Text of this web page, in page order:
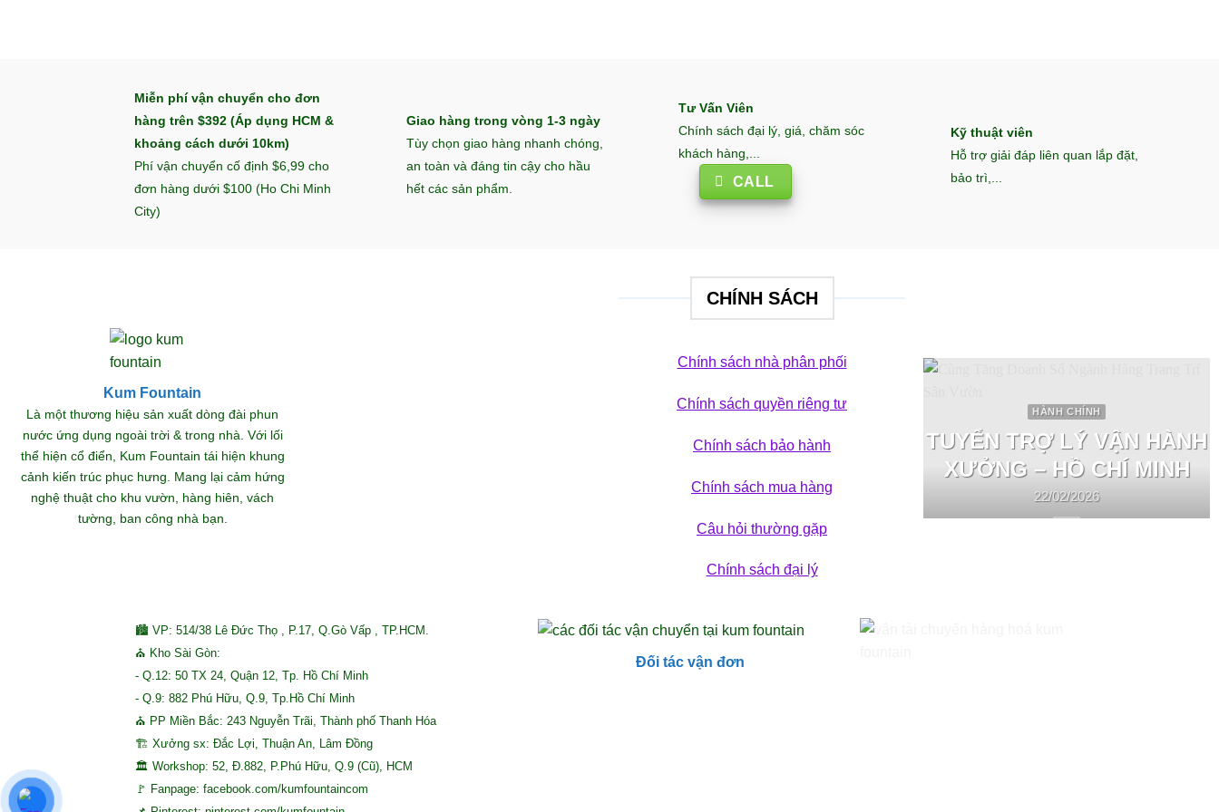
Miễn phí vận chuyển cho đơn
hàng trên $392 (Áp dụng HCM &
khoảng cách dưới 10km)
Phí vận chuyển cố định $6,99 cho
đơn hàng dưới $100 (Ho Chi Minh
City)
Giao hàng trong vòng 1-3 ngày
Tùy chọn giao hàng nhanh chóng,
an toàn và đáng tin cậy cho hầu
hết các sản phẩm.
Tư Vấn Viên
Chính sách đại lý, giá, chăm sóc
khách hàng,...
CALL
Kỹ thuật viên
Hỗ trợ giải đáp liên quan lắp đặt,
bảo trì,...
Kum Fountain
Là một thương hiệu sản xuất dòng đài phun
nước ứng dụng ngoài trời & trong nhà. Với lối
thể hiện cổ điển, Kum Fountain tái hiện khung
cảnh kiến trúc phục hưng. Mang lại cảm hứng
nghệ thuật cho khu vườn, hàng hiên, vách
tường, ban công nhà bạn.
CHÍNH SÁCH
Chính sách nhà phân phối
Chính sách quyền riêng tư
Chính sách bảo hành
Chính sách mua hàng
Câu hỏi thường gặp
Chính sách đại lý
HÀNH CHÍNH
TUYỂN TRỢ LÝ VẬN HÀNH
XƯỞNG – HỒ CHÍ MINH
22/02/2026
🏙 VP: 514/38 Lê Đức Thọ , P.17, Q.Gò Vấp , TP.HCM.
⛪ Kho Sài Gòn:
- Q.12: 50 TX 24, Quận 12, Tp. Hồ Chí Minh
- Q.9: 882 Phú Hữu, Q.9, Tp.Hồ Chí Minh
⛪ PP Miền Bắc: 243 Nguyễn Trãi, Thành phố Thanh Hóa
🏗 Xưởng sx: Đắc Lợi, Thuận An, Lâm Đồng
🏛 Workshop: 52, Đ.882, P.Phú Hữu, Q.9 (Cũ), HCM
🚩 Fanpage: facebook.com/kumfountaincom
Đối tác vận đơn